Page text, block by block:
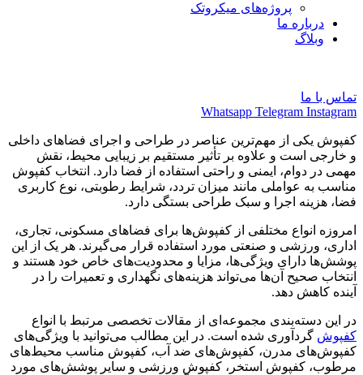
پروژه‌های میکروتک
درباره ما
وبلاگ
تماس با ما
Whatsapp Telegram Instagram
کفپوش یکی از مهم‌ترین عناصر در طراحی و اجرای فضاهای داخلی
و خارجی است و علاوه بر تأثیر مستقیم بر زیبایی محیط، نقش
مهمی در دوام، ایمنی و راحتی استفاده از فضا دارد. انتخاب کفپوش
مناسب به عواملی مانند میزان تردد، شرایط رطوبتی، نوع کاربری
فضا، هزینه اجرا و سبک طراحی بستگی دارد.
امروزه انواع مختلفی از کفپوش‌ها برای فضاهای مسکونی، تجاری،
اداری، ورزشی و صنعتی مورد استفاده قرار می‌گیرند. هر یک از این
پوشش‌ها دارای ویژگی‌ها، مزایا و محدودیت‌های خاص خود هستند و
انتخاب صحیح آن‌ها می‌تواند هزینه‌های نگهداری و تعمیرات را در
آینده کاهش دهد.
در این دسته‌بندی مجموعه‌ای از مقالات تخصصی مرتبط با انواع
کفپوش گردآوری شده است. در این مطالب می‌توانید با ویژگی‌های
کفپوش‌های مدرن، کفپوش‌های ضد آب، کفپوش مناسب محیط‌های
مرطوب، کفپوش استخر، کفپوش ورزشی و سایر پوشش‌های مورد